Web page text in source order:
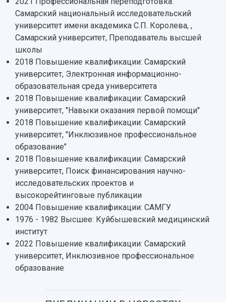
Архив
Фирменный стиль
Устойчивое развитие
3D-тур по университету
Музеи
Учебный аэродром
Центр истории авиационных двигателей
Ботанический сад
Умный дом бабочек
Международный межвузовский кампус
Сведения об образовательной организации
Официальные документы
Библиотека
Видеолекции
Противодействие COVID-19
Областной конкурс "Молодой учёный"
Отчеты о научно-исследовательской
деятельности
Журналы Самарского университета
Научные конференции
Патенты
Публикации и издания
Отчеты о проведенных конференциях
Самарский национальный исследовательский
университет имени академика С.П. Королева, ,
Самарский университет, Преподаватель высшей
школы
2018 Повышение квалификации: Самарский
университет, Электронная информационно-
образовательная среда университета
2018 Повышение квалификации: Самарский
университет, "Навыки оказания первой помощи"
2018 Повышение квалификации: Самарский
университет, "Инклюзивное профессиональное
образование"
2018 Повышение квалификации: Самарский
университет, Поиск финансирования научно-
исследовательских проектов и
высокорейтинговые публикации
2004 Повышение квалификации: САМГУ
1976 - 1982 Высшее: Куйбышевский медицинский
институт
2022 Повышение квалификации: Самарский
университет, Инклюзивное профессиональное
образование